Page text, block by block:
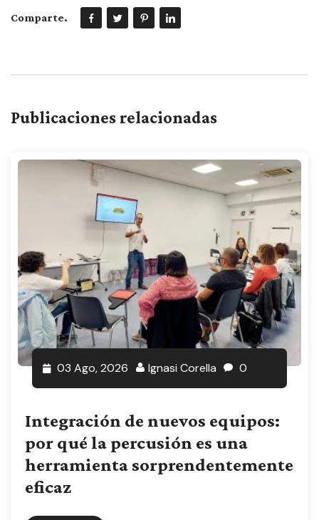
Comparte.
Publicaciones relacionadas
03 Ago, 2026 Ignasi Corella 0
Integración de nuevos equipos:
por qué la percusión es una
herramienta sorprendentemente
eficaz